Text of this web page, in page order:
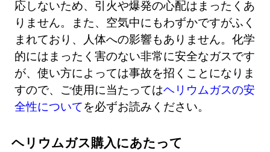
応しないため、引火や爆発の心配はまったくあ
りません。また、空気中にもわずかですがふく
まれており、人体への影響もありません。化学
的にはまったく害のない非常に安全なガスです
が、使い方によっては事故を招くことになりま
すので、ご使用に当たってはヘリウムガスの安
全性についてを必ずお読みください。
ヘリウムガス購入にあたって